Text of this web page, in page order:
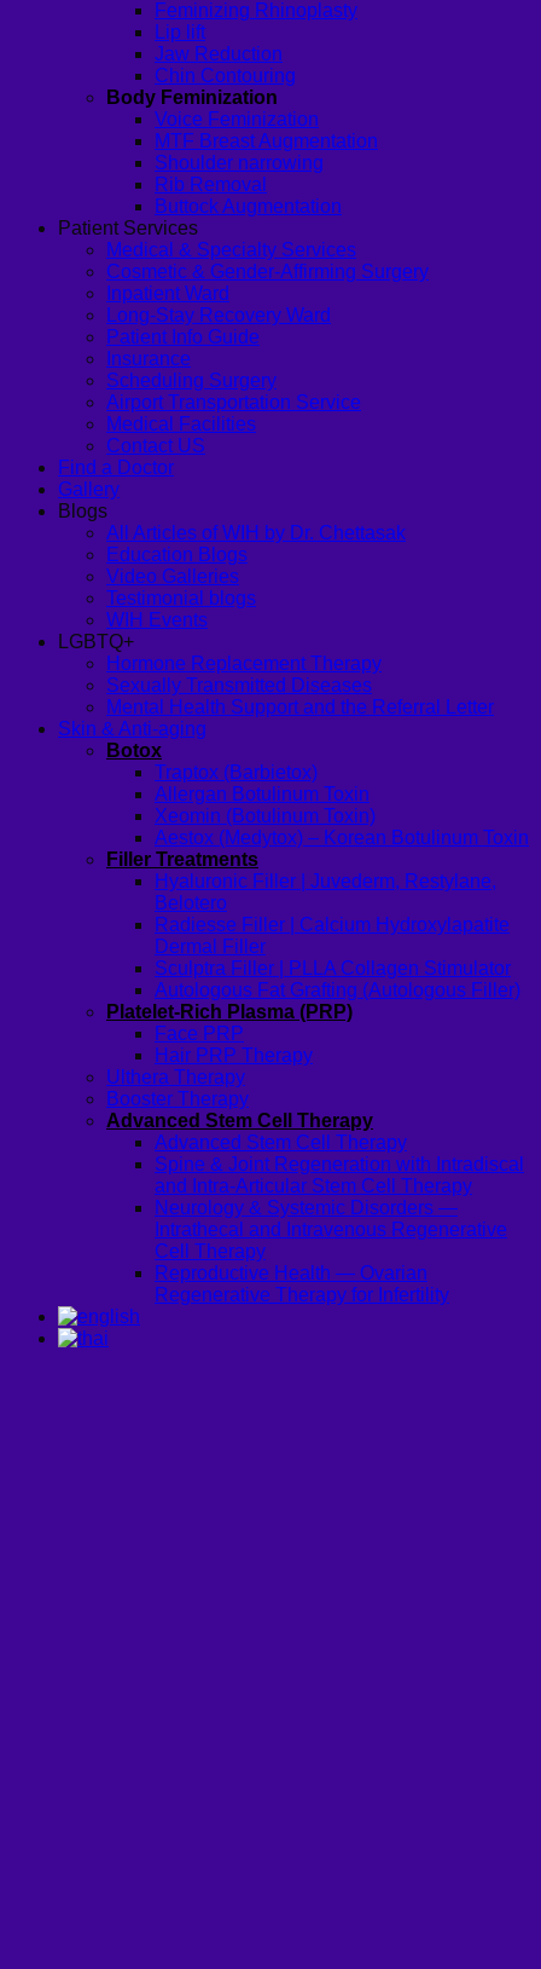
Feminizing Rhinoplasty
Lip lift
Jaw Reduction
Chin Contouring
Body Feminization
Voice Feminization
MTF Breast Augmentation
Shoulder narrowing
Rib Removal
Buttock Augmentation
Patient Services
Medical & Specialty Services
Cosmetic & Gender-Affirming Surgery
Inpatient Ward
Long-Stay Recovery Ward
Patient Info Guide
Insurance
Scheduling Surgery
Airport Transportation Service
Medical Facilities
Contact US
Find a Doctor
Gallery
Blogs
All Articles of WIH by Dr. Chettasak
Education Blogs
Video Galleries
Testimonial blogs
WIH Events
LGBTQ+
Hormone Replacement Therapy
Sexually Transmitted Diseases
Mental Health Support and the Referral Letter
Skin & Anti-aging
Botox
Traptox (Barbietox)
Allergan Botulinum Toxin
Xeomin (Botulinum Toxin)
Aestox (Medytox) – Korean Botulinum Toxin
Filler Treatments
Hyaluronic Filler | Juvederm, Restylane,
Belotero
Radiesse Filler | Calcium Hydroxylapatite
Dermal Filler
Sculptra Filler | PLLA Collagen Stimulator
Autologous Fat Grafting (Autologous Filler)
Platelet-Rich Plasma (PRP)
Face PRP
Hair PRP Therapy
Ulthera Therapy
Booster Therapy
Advanced Stem Cell Therapy
Advanced Stem Cell Therapy
Spine & Joint Regeneration with Intradiscal
and Intra-Articular Stem Cell Therapy
Neurology & Systemic Disorders —
Intrathecal and Intravenous Regenerative
Cell Therapy
Reproductive Health — Ovarian
Regenerative Therapy for Infertility